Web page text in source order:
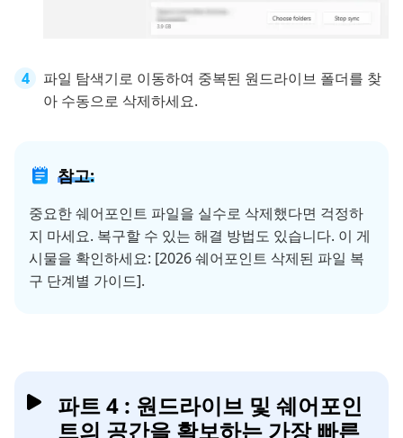
파일 탐색기로 이동하여 중복된 원드라이브 폴더를 찾
아 수동으로 삭제하세요.
참고:
중요한 쉐어포인트 파일을 실수로 삭제했다면 걱정하
지 마세요. 복구할 수 있는 해결 방법도 있습니다. 이 게
시물을 확인하세요: [2026 쉐어포인트 삭제된 파일 복
구 단계별 가이드].
파트 4 : 원드라이브 및 쉐어포인
트의 공간을 확보하는 가장 빠른